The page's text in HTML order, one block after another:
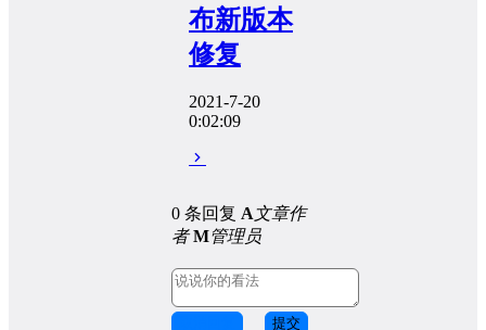
布新版本
修复
2021-7-20
0:02:09
0 条回复 A文章作
者 M管理员
提交